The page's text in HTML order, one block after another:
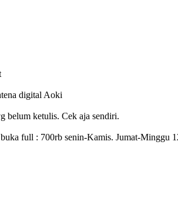
digital Aoki
belum ketulis. Cek aja sendiri.
full : 700rb senin-Kamis. Jumat-Minggu